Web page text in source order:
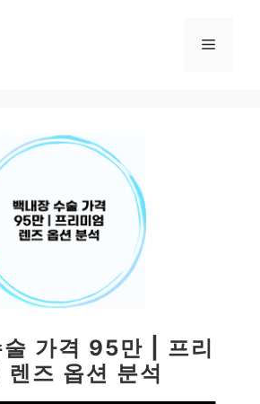
메
가격 95만 | 프리
렌즈 옵션 분석